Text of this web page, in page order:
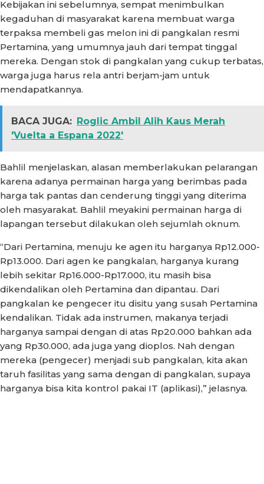
Kebijakan ini sebelumnya, sempat menimbulkan
kegaduhan di masyarakat karena membuat warga
terpaksa membeli gas melon ini di pangkalan resmi
Pertamina, yang umumnya jauh dari tempat tinggal
mereka. Dengan stok di pangkalan yang cukup terbatas,
warga juga harus rela antri berjam-jam untuk
mendapatkannya.
BACA JUGA: Roglic Ambil Alih Kaus Merah
'Vuelta a Espana 2022'
Bahlil menjelaskan, alasan memberlakukan pelarangan
karena adanya permainan harga yang berimbas pada
harga tak pantas dan cenderung tinggi yang diterima
oleh masyarakat. Bahlil meyakini permainan harga di
lapangan tersebut dilakukan oleh sejumlah oknum.
“Dari Pertamina, menuju ke agen itu harganya Rp12.000-
Rp13.000. Dari agen ke pangkalan, harganya kurang
lebih sekitar Rp16.000-Rp17.000, itu masih bisa
dikendalikan oleh Pertamina dan dipantau. Dari
pangkalan ke pengecer itu disitu yang susah Pertamina
kendalikan. Tidak ada instrumen, makanya terjadi
harganya sampai dengan di atas Rp20.000 bahkan ada
yang Rp30.000, ada juga yang dioplos. Nah dengan
mereka (pengecer) menjadi sub pangkalan, kita akan
taruh fasilitas yang sama dengan di pangkalan, supaya
harganya bisa kita kontrol pakai IT (aplikasi),” jelasnya.